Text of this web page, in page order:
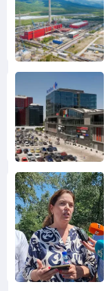
Снимка: БТА